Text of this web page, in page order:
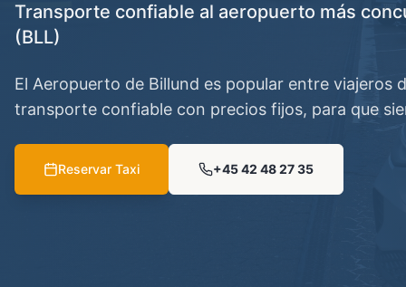
Transporte confiable al aeropuerto más
(BLL)
El Aeropuerto de Billund es popular entre viajeros
transporte confiable con precios fijos, para que
Reservar Taxi +4542 48 27 35